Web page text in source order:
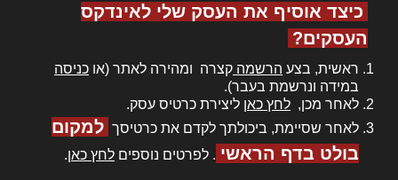
כיצד אוסיף את העסק שלי לאינדקס
העסקים?
ראשית, בצע הרשמה קצרה ומהירה לאתר (או כניסה
במידה ונרשמת בעבר).
לאחר מכן, לחץ כאן ליצירת כרטיס עסק.
לאחר שסיימת, ביכולתך לקדם את כרטיסך למקום
בולט בדף הראשי . לפרטים נוספים לחץ כאן.